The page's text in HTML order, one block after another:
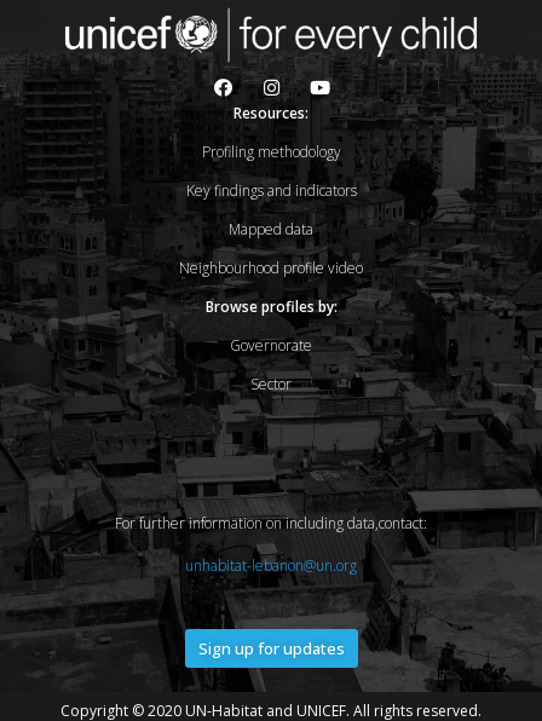
Resources:
Profiling methodology
Key findings and indicators
Mapped data
Neighbourhood profile video
Browse profiles by:
Governorate
Sector
For further information on including data,contact:
unhabitat-lebanon@un.org
Sign up for updates
Copyright © 2020 UN-Habitat and UNICEF. All rights reserved.